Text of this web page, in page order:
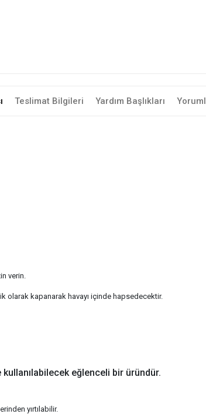
Teslimat Bilgileri Yardım Başlıkları
verin.
olarak kapanarak havayı içinde hapsedecektir.
eğlenceli bir üründür.
yırtılabilir.